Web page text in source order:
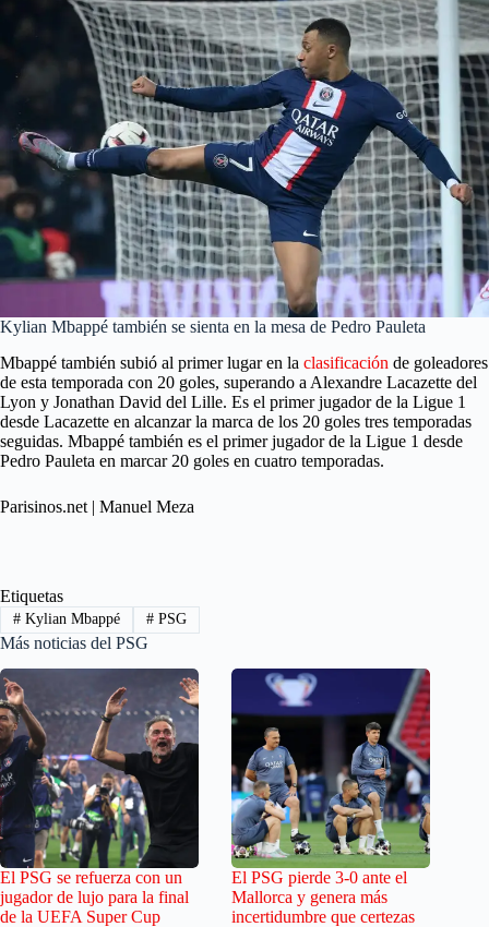
Kylian Mbappé también se sienta en la mesa de Pedro Pauleta
Mbappé también subió al primer lugar en la clasificación de goleadores
de esta temporada con 20 goles, superando a Alexandre Lacazette del
Lyon y Jonathan David del Lille. Es el primer jugador de la Ligue 1
desde Lacazette en alcanzar la marca de los 20 goles tres temporadas
seguidas. Mbappé también es el primer jugador de la Ligue 1 desde
Pedro Pauleta en marcar 20 goles en cuatro temporadas.
Parisinos.net | Manuel Meza
Etiquetas
#Kylian Mbappé #PSG
Más noticias del PSG
El PSG se refuerza con un
jugador de lujo para la final
de la UEFA Super Cup
El PSG pierde 3-0 ante el
Mallorca y genera más
incertidumbre que certezas